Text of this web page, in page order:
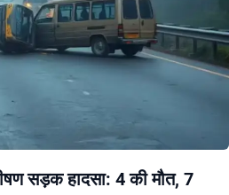
सड़क हादसा: 4 की मौत, 7